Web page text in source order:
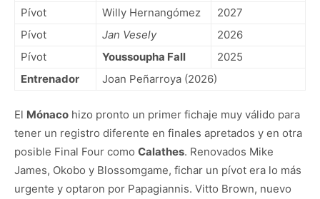
Pívot
Willy Hernangómez
2027
Pívot
Jan Vesely
2026
Pívot
Youssoupha Fall
2025
Entrenador
Joan Peñarroya (2026)
El Mónaco hizo pronto un primer fichaje muy válido para
tener un registro diferente en finales apretados y en otra
posible Final Four como Calathes. Renovados Mike
James, Okobo y Blossomgame, fichar un pívot era lo más
urgente y optaron por Papagiannis. Vitto Brown, nuevo